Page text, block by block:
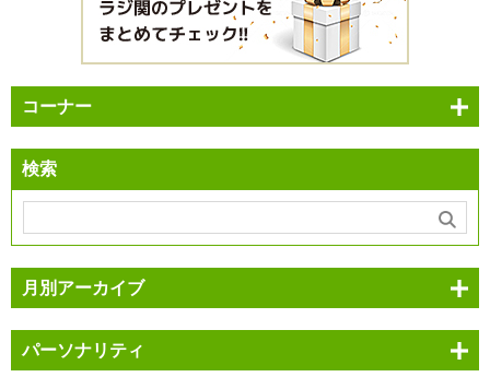
コーナー
検索
月別アーカイブ
パーソナリティ